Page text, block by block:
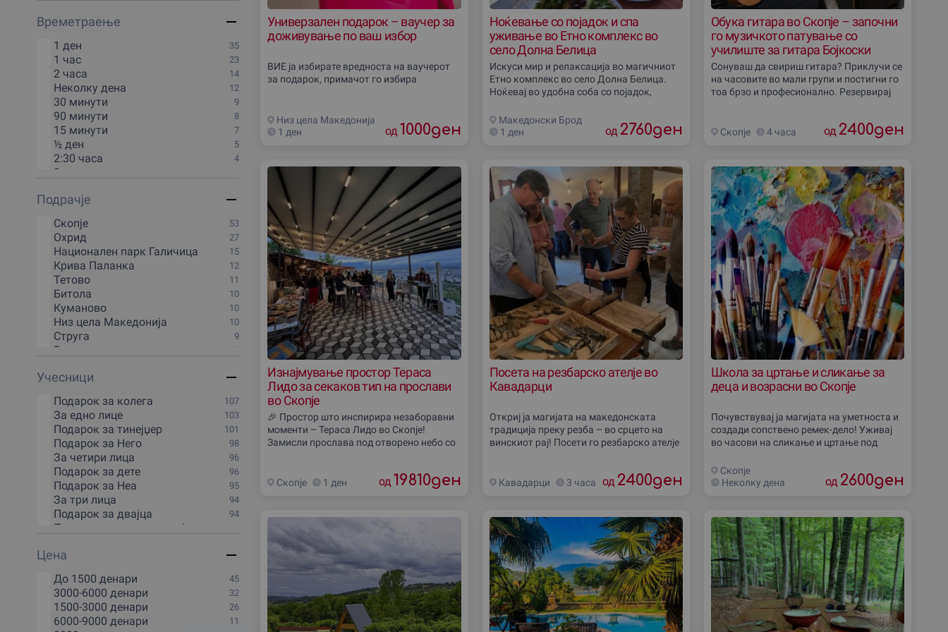
Одмор и викенд 23
Масажи и SPA 14
Зимски доживувања 11
Дегустации и гурманско
доживување
11
Кулинарски задоволства 11
Онлајн доживувања 2
Времетраење
1 ден 35
1 час 23
2 часа 14
Неколку дена 12
30 минути 9
90 минути 8
15 минути 7
½ ден 5
2:30 часа 4
3 часа
4 часа 3
10 минути 2
2 дена 2
45 минути 2
5 часа 2
50 минути 2
80 минути 2
1 минута 1
1 недела 1
20 минути 1
5 минути 1
Викенд
Подрачjе
Скопjе 53
Охрид 27
Национален парк Галичица 15
Крива Паланка 12
Тетово 11
Битола 10
Куманово 10
Низ цела Македониjа 10
Струга 9
Велес
Кавадарци 7
Крушево 7
Маврово 7
Гевгелиjа 6
Делчево 6
Национален парк Маврово 6
Неготино 6
Струмица 6
Берово 5
Валандово 5
Дебар 5
Кичево
Македонски Брод 5
Национален парк Пелистер 5
Прилеп 5
Пробиштип 5
Учесници
Подарок за колега 107
За едно лице 103
Подарок за тинејџер 101
Подарок за Него 98
За четири лица 96
Подарок за дете 96
Подарок за Неа 95
За три лица 94
Подарок за двајца 94
Подарок за целото семејство 93
За пет лица 90
За осум лица 81
За десет 78
Над 20 лица 46
За трудници 44
Цена
До 1500 денари 45
3000-6000 денари 32
1500-3000 денари 26
6000-9000 денари 11
Универзален подарок – ваучер за
доживување по ваш избор
ВИЕ ја избирате вредноста на ваучерот
за подарок, примачот го избира
Низ цела Македониjа
1 ден
од 1000ден
Ноќевање со појадок и спа
уживање во Етно комплекс во
село Долна Белица
Искуси мир и релаксација во магичниот
Етно комплекс во село Долна Белица.
Ноќевај во удобна соба со појадок,
базенот - зиме внатрешен, лете
Македонски Брод
1 ден
од 2760ден
Обука гитара во Скопjе – започни
го музичкото патување со
училиште за гитара Боjкоски
Сонуваш да свириш гитара? Приклучи се
на часовите во мали групи и постигни го
тоа брзо и професионално. Резервирај
Скопjе
4 часа од 2400ден
Изнајмување простор Тераса
Лидо за секаков тип на прослави
во Скопје
🎉 Простор што инспирира незаборавни
моменти – Тераса Лидо во Скопје!
Замисли прослава под отворено небо со
корпоративни
Скопjе 1 ден од 19810ден
Посета на резбарско ателје во
Кавадарци
Откриј ја магијата на македонската
традиција преку резба – во срцето на
винскиот рај! Посети го резбарско ателје
Кавадарци
3 часа од 2400ден
Школа за цртање и сликање за
деца и возрасни во Скопjе
Почувствувај ја магијата на уметноста и
создади сопствено ремек-дело! Уживај
во часови на сликање и цртање под
Изберете ја вашата група и започнете со
Скопjе
Неколку дена
од 2600ден